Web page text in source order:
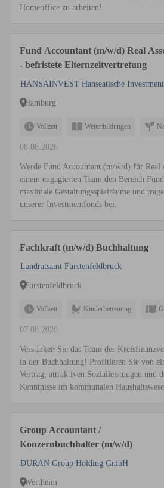
Homeoffice zu arbeiten!
Fund Accountant (m/w/d) Real
- befristete Elternzeitvertretung
HANSAINVEST Hanseatische
Hamburg
Vollzeit Weiterbildungen
08.08.2026
Werde Fund Accountant (m/w/d) für Real
einem engagierten Team den Bereich
maximale Gestaltungsspielräume und
unserer Investmentfonds bei.
Fachkraft (m/w/d) Buchhaltung
Landratsamt Fürstenfeldbruck
Fürstenfeldbruck
Vollzeit Kinderbetreuung
07.08.2026
Verstärken Sie das Team der
in der Buchhaltung! Profitieren Sie von
Vertrag, attraktiven Sozialleistungen und
Kenntnisse im kommunalen
Group Accountant /
Konzernbuchhalter (m/w/d)
DURAN Group Holding GmbH
Wertheim